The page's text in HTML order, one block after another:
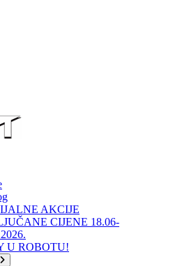
AKCIJE
CIJENE 18.06-
U ROBOTU!